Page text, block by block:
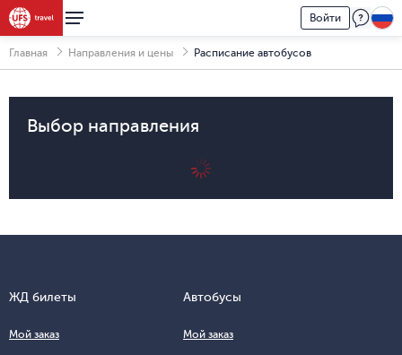
Войти
Главная Направления и цены Расписание автобусов
Выбор направления
ЖД билеты
Мой заказ
Автобусы
Мой заказ